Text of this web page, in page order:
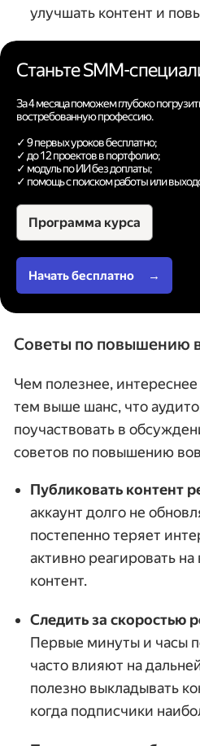
улучшать контент и
Станьте SMM-
За 4 месяца поможем глубоко
востребованную профессию.
✓ 9 первых уроков бесплатно;
✓ до 12 проектов в портфолио;
✓ модуль по ИИ без доплаты;
✓ помощь с поиском работы или
Программа курса
Начать бесплатно →
Советы по повышению
Чем полезнее,
тем выше шанс, что
поучаствовать в
советов по повышению
Публиковать контент
аккаунт долго не
постепенно теряет
активно реагировать
контент.
Следить за скоростью
Первые минуты и часы
часто влияют на
полезно выкладывать
когда подписчики